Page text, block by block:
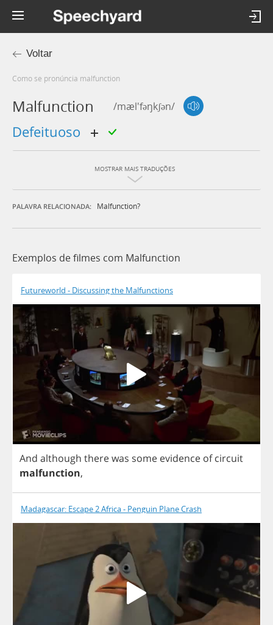
Voltar
Como se pronúncia malfunction
Malfunction /mæl'fəŋkʃən/
defeituoso
MOSTRAR MAIS TRADUÇÕES
PALAVRA RELACIONADA: Malfunction?
Exemplos de filmes com Malfunction
Futureworld - Discussing the Malfunctions
And although therewas some evidence of circuit
malfunction,
Madagascar: Escape 2 Africa - Penguin Plane Crash